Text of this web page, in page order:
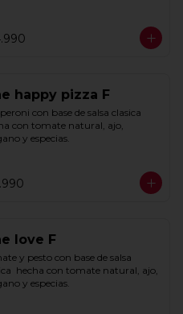
happy pizza F
con base de salsa clasica
con tomate natural, ajo,
y especias.
love F
y pesto con base de salsa
hecha con tomate natural, ajo,
y especias.